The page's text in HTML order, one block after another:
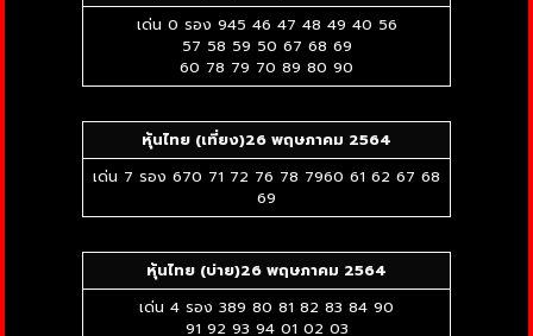
เด่น 0 รอง 945 46 47 48 49 40 56
57 58 59 50 67 68 69
60 78 79 70 89 80 90
หุ้นไทย (เที่ยง)26 พฤษภาคม 2564
เด่น 7 รอง 670 71 72 76 78 7960 61 62 67 68
69
หุ้นไทย (บ่าย)26 พฤษภาคม 2564
เด่น 4 รอง 389 80 81 82 83 84 90
91 92 93 94 01 02 03